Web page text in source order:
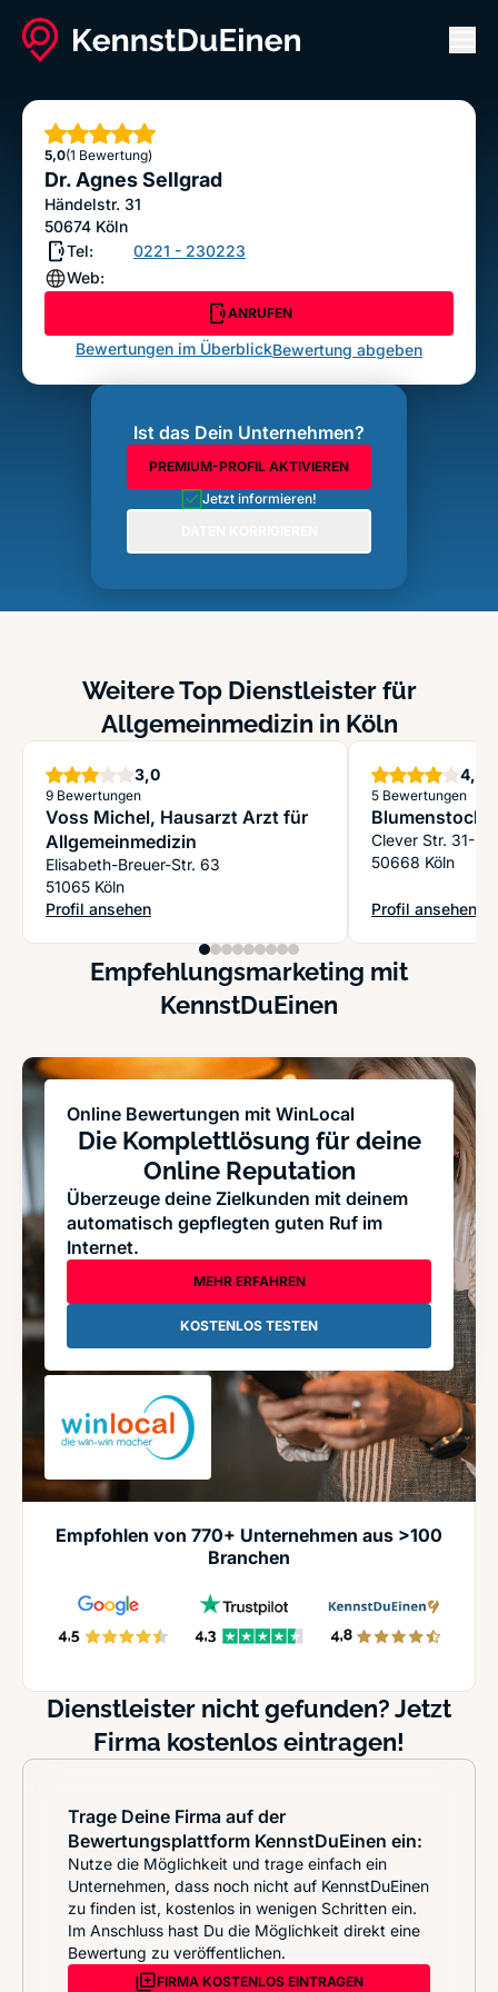
Dr. Agnes Sellgrad
5,0
Sterne
(1 Bewertung)
Dr. Agnes Sellgrad
Händelstr. 31
50674 Köln
Tel:
0221 - 230223
Web:
ANRUFEN
Bewertungen im ÜberblickBewertung abgeben
Ist das Dein Unternehmen?
PREMIUM-PROFIL AKTIVIEREN
Jetzt informieren!
Weitere Top Dienstleister für
Allgemeinmedizin in Köln
3,0Sterne
9 Bewertungen
Voss Michel, Hausarzt Arzt für
Allgemeinmedizin
Elisabeth-Breuer-Str. 63
51065 Köln
Profil ansehen
: Voss Michel, Hausarzt Arzt für Allgemeinmedizin
4,0
5 Bewertungen
Blumenstock
Clever Str. 31-33
50668 Köln
Profil ansehen
: Blumenstock A.
Empfehlungsmarketing mit
KennstDuEinen
Online Bewertungen mit WinLocal
Die Komplettlösung für deine
Online Reputation
Überzeuge deine Zielkunden mit deinem
automatisch gepflegten guten Ruf im
Internet.
MEHR ERFAHREN
KOSTENLOS TESTEN
Empfohlen von 770+ Unternehmen aus >100
Branchen
Dienstleister nicht gefunden? Jetzt
Firma kostenlos eintragen!
Trage Deine Firma auf der
Bewertungsplattform KennstDuEinen ein:
Nutze die Möglichkeit und trage einfach ein
Unternehmen, dass noch nicht auf KennstDuEinen
zu finden ist, kostenlos in wenigen Schritten ein.
Im Anschluss hast Du die Möglichkeit direkt eine
Bewertung zu veröffentlichen.
FIRMA KOSTENLOS EINTRAGEN